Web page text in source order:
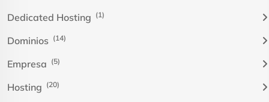
Dedicated Hosting (1)
Dominios (14)
Empresa (5)
Hosting (20)